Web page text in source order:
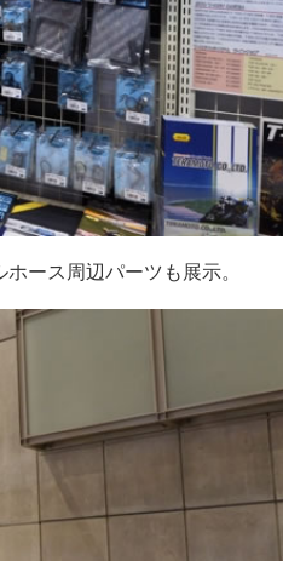
ース周辺パーツも展示。